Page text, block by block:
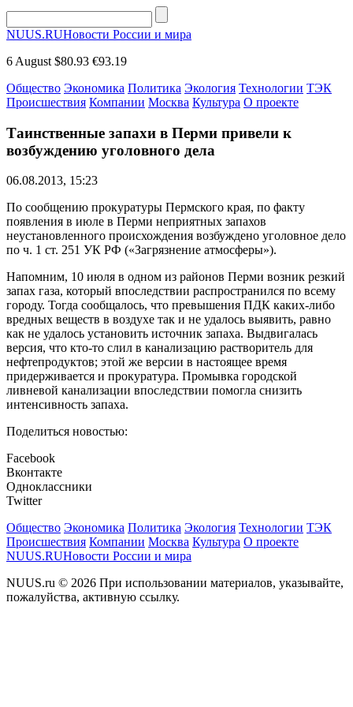
NUUS.RUНовости России и мира
6 August $80.93 €93.19
Общество Экономика Политика Экология Технологии ТЭК
Происшествия Компании Москва Культура О проекте
Таинственные запахи в Перми привели к
возбуждению уголовного дела
06.08.2013, 15:23
По сообщению прокуратуры Пермского края, по факту
появления в июле в Перми неприятных запахов
неустановленного происхождения возбуждено уголовное дело
по ч. 1 ст. 251 УК РФ («Загрязнение атмосферы»).
Напомним, 10 июля в одном из районов Перми возник резкий
запах газа, который впоследствии распространился по всему
городу. Тогда сообщалось, что превышения ПДК каких-либо
вредных веществ в воздухе так и не удалось выявить, равно
как не удалось установить источник запаха. Выдвигалась
версия, что кто-то слил в канализацию растворитель для
нефтепродуктов; этой же версии в настоящее время
придерживается и прокуратура. Промывка городской
ливневой канализации впоследствии помогла снизить
интенсивность запаха.
Поделиться новостью:
Facebook
Вконтакте
Одноклассники
Twitter
Общество Экономика Политика Экология Технологии ТЭК
Происшествия Компании Москва Культура О проекте
NUUS.RUНовости России и мира
NUUS.ru © 2026 При использовании материалов, указывайте,
пожалуйства, активную ссылку.